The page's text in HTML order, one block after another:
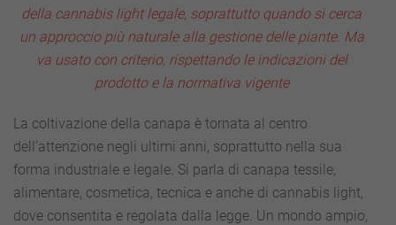
canapa
legale:
perché
essere
nella
delle
piante
della cannabis light legale, soprattutto quando si cerca
un approccio più naturale alla gestione delle piante. Ma
va usato con criterio, rispettando le indicazioni del
prodotto e la normativa vigente
La coltivazione della canapa è tornata al centro
dell’attenzione negli ultimi anni, soprattutto nella sua
forma industriale e legale. Si parla di canapa tessile,
alimentare, cosmetica, tecnica e anche di cannabis light,
dove consentita e regolata dalla legge. Un mondo ampio,